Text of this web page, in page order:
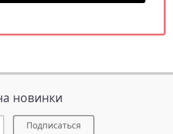
новинки
Подписаться